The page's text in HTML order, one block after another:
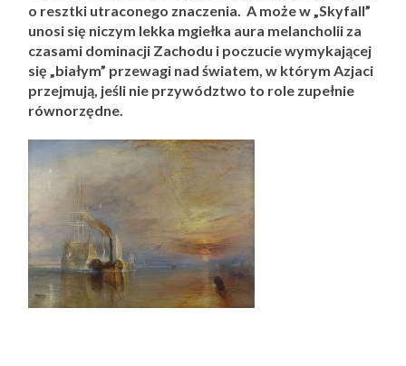
o resztki utraconego znaczenia. A może w „Skyfall”
unosi się niczym lekka mgiełka aura melancholii za
czasami dominacji Zachodu i poczucie wymykającej
się „białym” przewagi nad światem, w którym Azjaci
przejmują, jeśli nie przywództwo to role zupełnie
równorzędne.